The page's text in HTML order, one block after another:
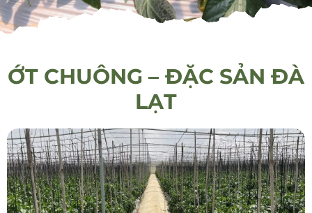
ỚT CHUÔNG – ĐẶC SẢN ĐÀ
LẠT